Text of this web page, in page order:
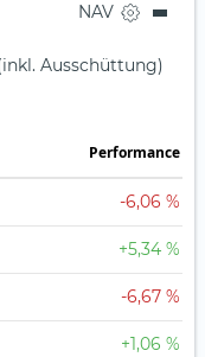
NAV
Ausschüttung)
Perfor­mance
-6,06 %
+5,34 %
-6,67 %
+1,06 %